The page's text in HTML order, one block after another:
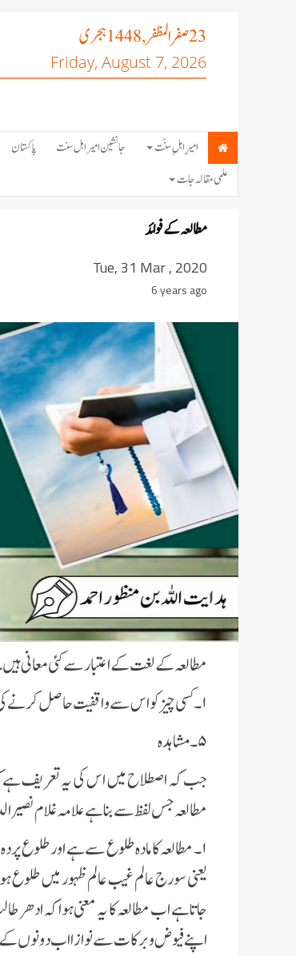
23صفر المظفر, 1448 ہجری
Friday, August 7, 2026
امیرِ اہلِ سنّت جانشین امیر اہل سنت پاکستان
علمی مقالہ جات
مطالعہ کے فوائد
Tue, 31 Mar , 2020
6 years ago
مطالعہ کے لغت کے اعتبار سے کئی معانی
۱۔ کسی چیز کو اس سے واقفیت حاصل کرنے
۵۔ مشاہدہ
جب کہ اصطلاح میں اس کی یہ تعریف ہے کہ
مطالعہ جس لفظ سے بنا ہے علامہ غلام
۱۔ مطالعہ کا مادہ طلوع سے ہے اور طلوع
یعنی سورج عالم غیب عالم ظہور میں طلوع
جاتاہے اب مطالعہ کا یہ معنی ہوا کہ
اپنے فیوض و برکات سے نوازا اب دونوں کے